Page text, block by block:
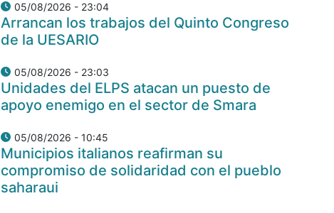
05/08/2026 - 23:04
Arrancan los trabajos del Quinto Congreso
de la UESARIO
05/08/2026 - 23:03
Unidades del ELPS atacan un puesto de
apoyo enemigo en el sector de Smara
05/08/2026 - 10:45
Municipios italianos reafirman su
compromiso de solidaridad con el pueblo
saharaui